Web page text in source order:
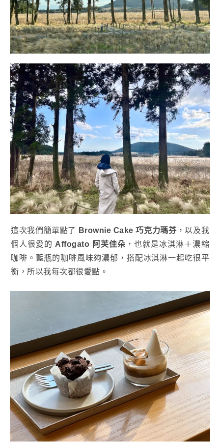
這次我們簡單點了 Brownie Cake 巧克力瑪芬，以及我
個人很愛的 Affogato 阿芙佳朵 ，也就是冰淇淋＋濃縮
咖啡。藍瓶的咖啡風味夠濃郁，搭配冰淇淋一起吃很平
衡，所以我每次都很愛點。